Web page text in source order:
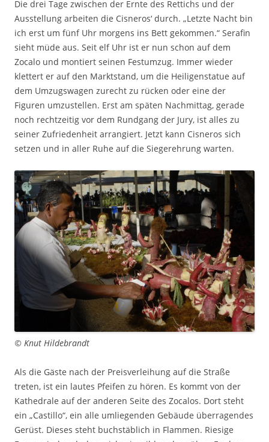
Die drei Tage zwischen der Ernte des Rettichs und der
Ausstellung arbeiten die Cisneros‘ durch. „Letzte Nacht bin
ich erst um fünf Uhr morgens ins Bett gekommen.“ Serafin
sieht müde aus. Seit elf Uhr ist er nun schon auf dem
Zocalo und montiert seinen Festumzug. Immer wieder
klettert er auf den Marktstand, um die Heiligenstatue auf
dem Umzugswagen zurecht zu rücken oder eine der
Figuren umzustellen. Erst am späten Nachmittag, gerade
noch rechtzeitig vor dem Rundgang der Jury, ist alles zu
seiner Zufriedenheit arrangiert. Jetzt kann Cisneros sich
setzen und in aller Ruhe auf die Siegerehrung warten.
© Knut Hildebrandt
Als die Gäste nach der Preisverleihung auf die Straße
treten, ist ein lautes Pfeifen zu hören. Es kommt von der
Kathedrale auf der anderen Seite des Zocalos. Dort steht
ein „Castillo“, ein alle umliegenden Gebäude überragendes
Gerüst. Dieses steht buchstäblich in Flammen. Riesige